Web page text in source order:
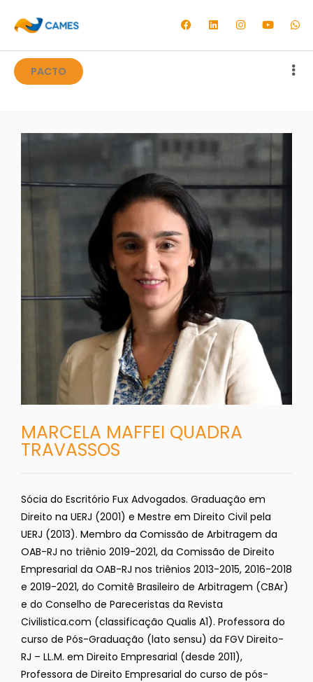
PACTO
MARCELA MAFFEI QUADRA
TRAVASSOS
Sócia do Escritório Fux Advogados. Graduação em
Direito na UERJ (2001) e Mestre em Direito Civil pela
UERJ (2013). Membro da Comissão de Arbitragem da
OAB-RJ no triênio 2019-2021, da Comissão de Direito
Empresarial da OAB-RJ nos triênios 2013-2015, 2016-2018
e 2019-2021, do Comitê Brasileiro de Arbitragem (CBAr)
e do Conselho de Pareceristas da Revista
Civilistica.com (classificação Qualis A1). Professora do
curso de Pós-Graduação (lato sensu) da FGV Direito-
RJ – LL.M. em Direito Empresarial (desde 2011),
Professora de Direito Empresarial do curso de pós-